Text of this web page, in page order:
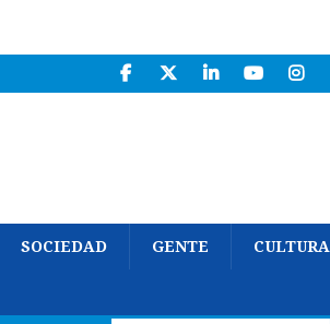
SOCIEDAD GENTE CULTURA